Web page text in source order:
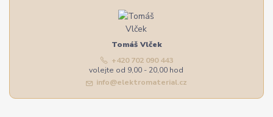
Tomáš Vlček
+420 702 090 443
volejte od 9,00 - 20,00 hod
info@elektromaterial.cz